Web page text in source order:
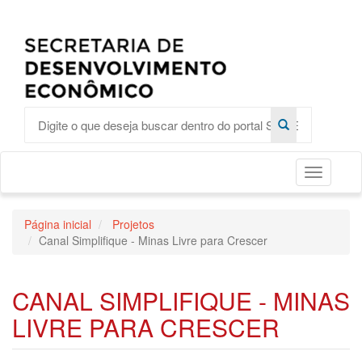
Toggle
Página inicial
Projetos
Canal Simplifique - Minas Livre para Crescer
CANAL SIMPLIFIQUE - MINAS
LIVRE PARA CRESCER